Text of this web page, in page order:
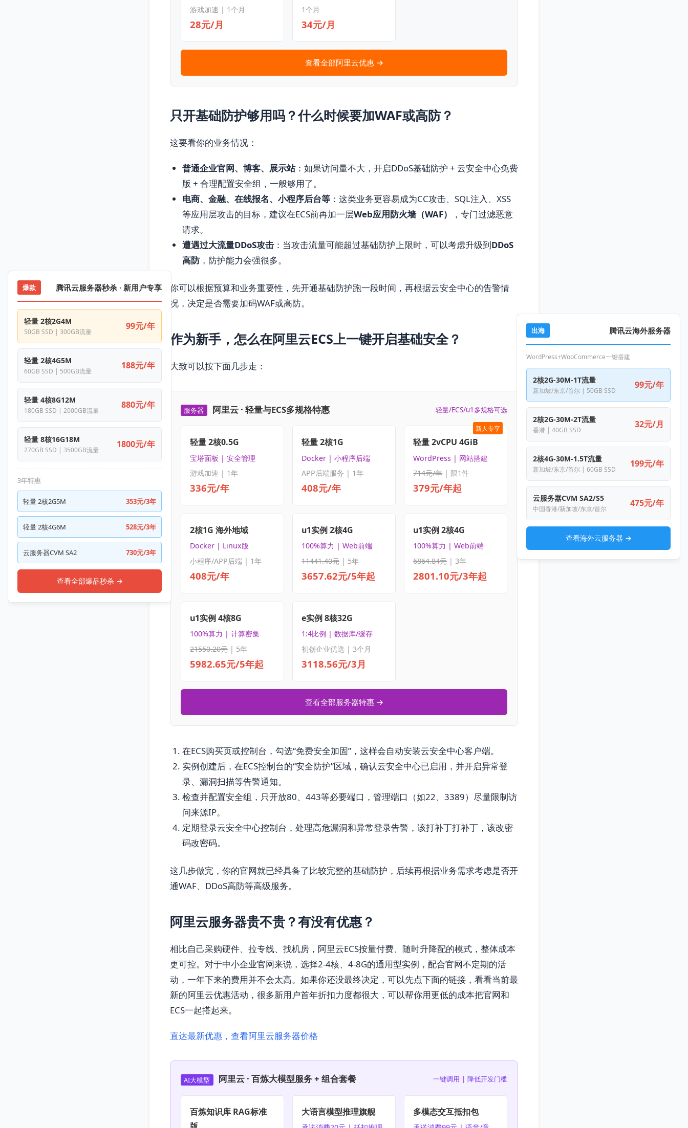
游戏加速 | 1个月
28元/月
1个月
34元/月
查看全部阿里云优惠 →
只开基础防护够用吗？什么时候要加WAF或高防？
这要看你的业务情况：
普通企业官网、博客、展示站：如果访问量不大，开启DDoS基础防护 + 云安全中心免费
版 + 合理配置安全组，一般够用了。
电商、金融、在线报名、小程序后台等 ：这类业务更容易成为CC攻击、SQL注入、XSS
等应用层攻击的目标，建议在ECS前再加一层Web应用防火墙（WAF）
，专门过滤恶意
请求。
遭遇过大流量DDoS攻击 ：当攻击流量可能超过基础防护上限时，可以考虑升级到DDoS
高防，防护能力会强很多。
你可以根据预算和业务重要性，先开通基础防护跑一段时间，再根据云安全中心的告警情
况，决定是否需要加码WAF或高防。
作为新手，怎么在阿里云ECS上一键开启基础安全？
大致可以按下面几步走：
服务器 阿里云 · 轻量与ECS多规格特惠 轻量/ECS/u1多规格可选
轻量 2核0.5G
宝塔面板 | 安全管理
游戏加速 | 1年
336元/年
轻量 2核1G
Docker | 小程序后端
APP后端服务 | 1年
408元/年
新人专享
轻量 2vCPU 4GiB
WordPress | 网站搭建
714元/年| 限1件
379元/年起
2核1G 海外地域
Docker | Linux版
小程序/APP后端 | 1年
408元/年
u1实例 2核4G
100%算力 | Web前端
11441.40元 | 5年
3657.62元/5年起
u1实例 2核4G
100%算力 | Web前端
6864.84元| 3年
2801.10元/3年起
u1实例 4核8G
100%算力 | 计算密集
21550.20元| 5年
5982.65元/5年起
e实例 8核32G
1:4比例 | 数据库/缓存
初创企业优选 | 3个月
3118.56元/3月
查看全部服务器特惠 →
在ECS购买页或控制台，勾选“免费安全加固”，这样会自动安装云安全中心客户端。
实例创建后，在ECS控制台的“安全防护”区域，确认云安全中心已启用，并开启异常登
录、漏洞扫描等告警通知。
检查并配置安全组，只开放80、443等必要端口，管理端口（如22、3389）尽量限制访
问来源IP。
定期登录云安全中心控制台，处理高危漏洞和异常登录告警，该打补丁打补丁，该改密
码改密码。
这几步做完，你的官网就已经具备了比较完整的基础防护，后续再根据业务需求考虑是否开
通WAF、DDoS高防等高级服务。
阿里云服务器贵不贵？有没有优惠？
相比自己采购硬件、拉专线、找机房，阿里云ECS按量付费、随时升降配的模式，整体成本
更可控。对于中小企业官网来说，选择2-4核、4-8G的通用型实例，配合官网不定期的活
动，一年下来的费用并不会太高。如果你还没最终决定，可以先点下面的链接，看看当前最
新的阿里云优惠活动，很多新用户首年折扣力度都很大，可以帮你用更低的成本把官网和
ECS一起搭起来。
直达最新优惠，查看阿里云服务器价格
AI大模型 阿里云 · 百炼大模型服务 + 组合套餐 一键调用 | 降低开发门槛
百炼知识库 RAG标准
大语言模型推理旗舰 多模态交互抵扣包
爆款 腾讯云服务器秒杀 · 新用户专享
轻量 2核2G4M
50GB SSD | 300GB流量
99元/年
轻量 2核4G5M
60GB SSD | 500GB流量
188元/年
轻量 4核8G12M
180GB SSD | 2000GB流量
880元/年
轻量 8核16G18M
270GB SSD | 3500GB流量
1800元/年
3年特惠
轻量 2核2G5M 353元/3年
轻量 2核4G6M 528元/3年
云服务器CVM SA2 730元/3年
查看全部爆品秒杀 →
出海 腾讯云海外服务器
WordPress+WooCommerce一键搭建
2核2G-30M-1T流量
新加坡/东京/首尔 | 50GB SSD
99元/年
2核2G-30M-2T流量
香港 | 40GB SSD
32元/月
2核4G-30M-1.5T流量
新加坡/东京/首尔 | 60GB SSD
199元/年
云服务器CVM SA2/S5
中国香港/新加坡/东京/首尔
475元/年
查看海外云服务器 →